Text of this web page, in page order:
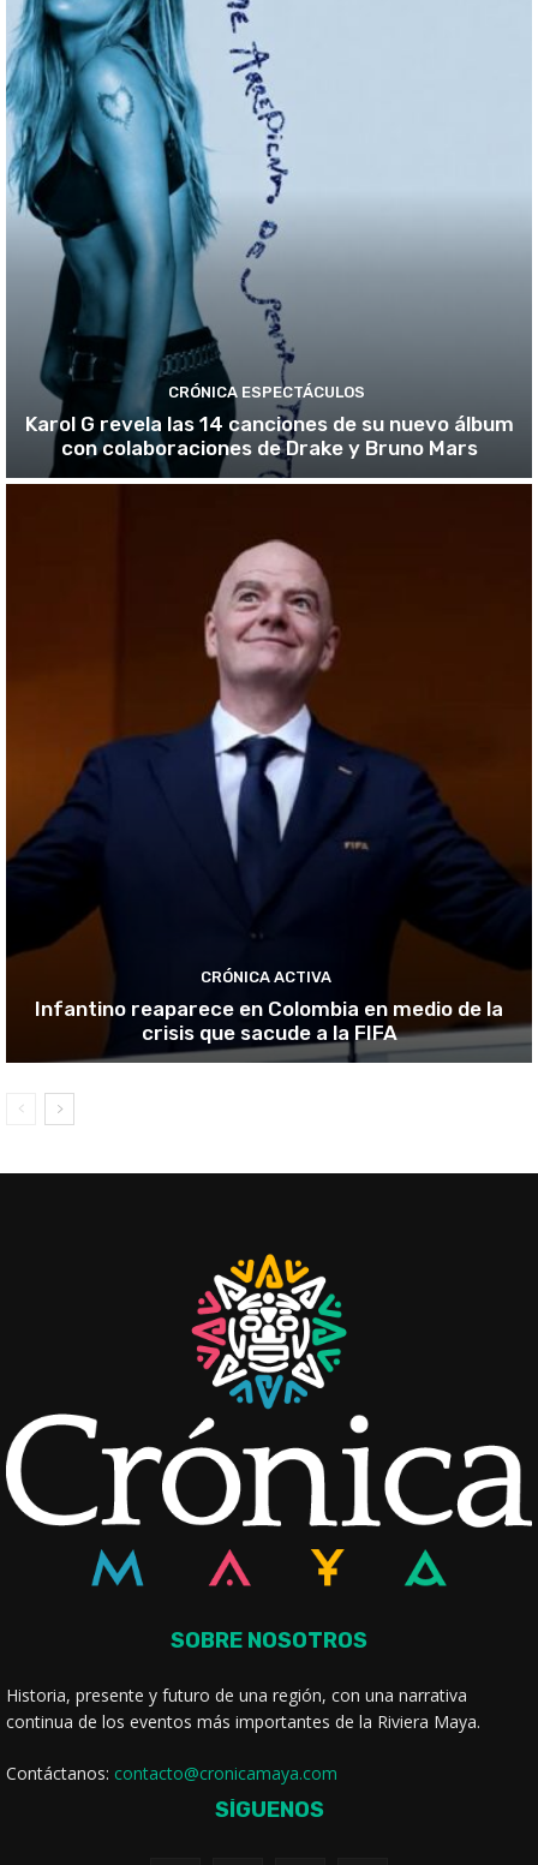
CRÓNICA ESPECTÁCULOS
Karol G revela las 14 canciones de su nuevo álbum
con colaboraciones de Drake y Bruno Mars
CRÓNICA ACTIVA
Infantino reaparece en Colombia en medio de la
crisis que sacude a la FIFA
SOBRE NOSOTROS
Historia, presente y futuro de una región, con una narrativa
continua de los eventos más importantes de la Riviera Maya.
Contáctanos: contacto@cronicamaya.com
SÍGUENOS